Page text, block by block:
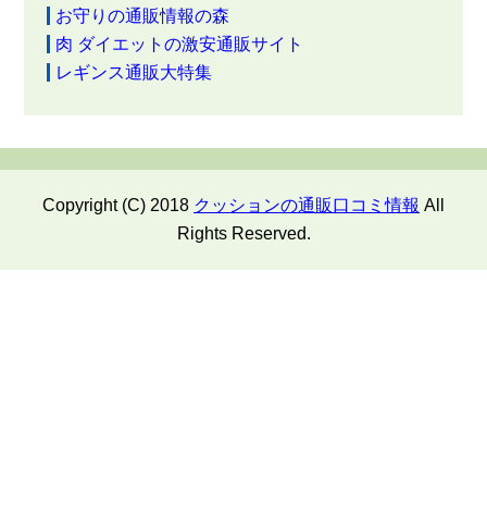
お守りの通販情報の森
肉 ダイエットの激安通販サイト
レギンス通販大特集
Copyright (C) 2018 クッションの通販口コミ情報 All
Rights Reserved.